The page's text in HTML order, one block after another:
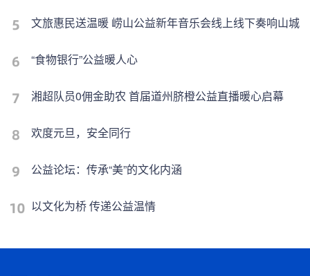
文旅惠民送温暖 崂山公益新年音乐会线上线下奏响山城
“食物银行”公益暖人心
湘超队员0佣金助农 首届道州脐橙公益直播暖心启幕
欢度元旦，安全同行
公益论坛：传承“美”的文化内涵
以文化为桥 传递公益温情